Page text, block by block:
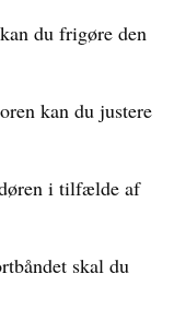
du frigøre den
kan du justere
i tilfælde af
skal du